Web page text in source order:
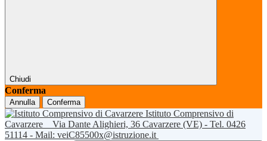
Chiudi
Conferma
Annulla Conferma
Istituto Comprensivo di
Cavarzere
Via Dante Alighieri, 36 Cavarzere (VE) - Tel. 0426
51114 - Mail: veiC85500x@istruzione.it